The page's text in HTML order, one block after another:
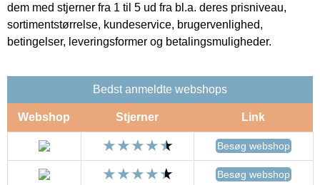
dem med stjerner fra 1 til 5 ud fra bl.a. deres prisniveau,
sortimentstørrelse, kundeservice, brugervenlighed,
betingelser, leveringsformer og betalingsmuligheder.
Bedst anmeldte webshops
Webshop Stjerner Link
Besøg webshop
Besøg webshop